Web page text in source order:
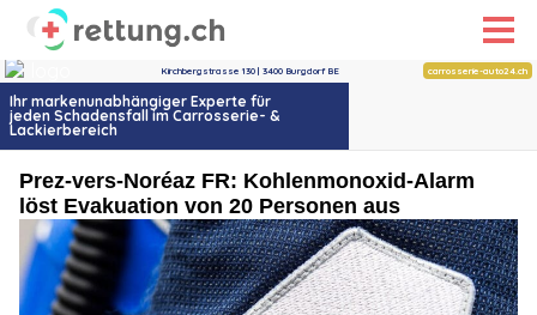
Prez-vers-Noréaz FR: Kohlenmonoxid-Alarm
löst Evakuation von 20 Personen aus